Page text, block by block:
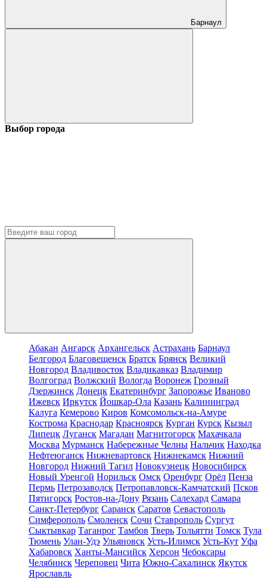
Барнаул
Выбор города
Абакан Ангарск Архангельск Астрахань Барнаул
Белгород Благовещенск Братск Брянск Великий
Новгород Владивосток Владикавказ Владимир
Волгоград Волжский Вологда Воронеж Грозный
Дзержинск Донецк Екатеринбург Запорожье Иваново
Ижевск Иркутск Йошкар-Ола Казань Калининград
Калуга Кемерово Киров Комсомольск-на-Амуре
Кострома Краснодар Красноярск Курган Курск Кызыл
Липецк Луганск Магадан Магнитогорск Махачкала
Москва Мурманск Набережные Челны Нальчик Находка
Нефтеюганск Нижневартовск Нижнекамск Нижний
Новгород Нижний Тагил Новокузнецк Новосибирск
Новый Уренгой Норильск Омск Оренбург Орёл Пенза
Пермь Петрозаводск Петропавловск-Камчатский Псков
Пятигорск Ростов-на-Дону Рязань Салехард Самара
Санкт-Петербург Саранск Саратов Севастополь
Симферополь Смоленск Сочи Ставрополь Сургут
Сыктывкар Таганрог Тамбов Тверь Тольятти Томск Тула
Тюмень Улан-Удэ Ульяновск Усть-Илимск Усть-Кут Уфа
Хабаровск Ханты-Мансийск Херсон Чебоксары
Челябинск Череповец Чита Южно-Сахалинск Якутск
Ярославль